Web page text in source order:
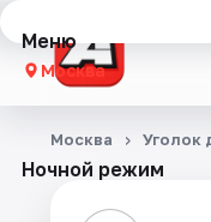
Меню
Москва
Концерты
Ночной режим
Москва Уголок